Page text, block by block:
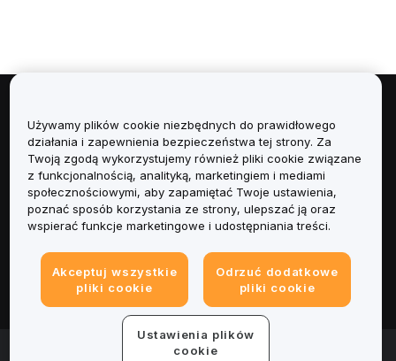
Informacje
Usługi
Obsługa Klienta
Informacje prawne
© 2025-2026 Bybit.eu. All rights reserved.
Używamy plików cookie niezbędnych do prawidłowego
działania i zapewnienia bezpieczeństwa tej strony. Za
Twoją zgodą wykorzystujemy również pliki cookie związane
z funkcjonalnością, analityką, marketingiem i mediami
społecznościowymi, aby zapamiętać Twoje ustawienia,
poznać sposób korzystania ze strony, ulepszać ją oraz
wspierać funkcje marketingowe i udostępniania treści.
Akceptuj wszystkie
pliki cookie
Odrzuć dodatkowe
pliki cookie
Ustawienia plików
cookie